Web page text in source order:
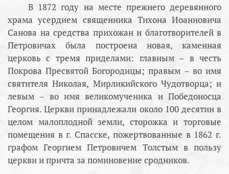
В 1872 году на месте прежнего деревянного
храма усердием священника Тихона Иоанновича
Санова на средства прихожан и благотворителей в
Петровичах была построена новая, каменная
церковь с тремя приделами: главным – в честь
Покрова Пресвятой Богородицы; правым – во имя
святителя Николая, Мирликийского Чудотворца; и
левым – во имя великомученика и Победоносца
Георгия. Церкви принадлежали около 100 десятин в
целом малоплодной земли, сторожка и торговые
помещения в г. Спасске, пожертвованные в 1862 г.
графом Георгием Петровичем Толстым в пользу
церкви и причта за поминовение сродников.